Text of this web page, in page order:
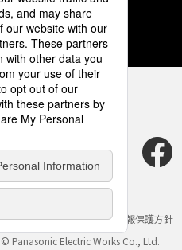
クッキーポリシー
個人情報保護方針
© Panasonic Electric Works Co., Ltd.